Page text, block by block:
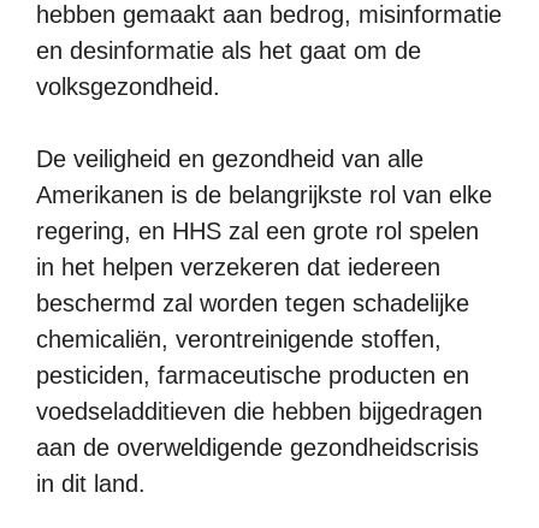
hebben gemaakt aan bedrog, misinformatie
en desinformatie als het gaat om de
volksgezondheid.
De veiligheid en gezondheid van alle
Amerikanen is de belangrijkste rol van elke
regering, en HHS zal een grote rol spelen
in het helpen verzekeren dat iedereen
beschermd zal worden tegen schadelijke
chemicaliën, verontreinigende stoffen,
pesticiden, farmaceutische producten en
voedseladditieven die hebben bijgedragen
aan de overweldigende gezondheidscrisis
in dit land.